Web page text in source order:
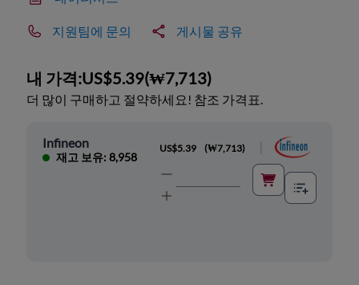
지원팀에 문의 게시물 공유
내 가격:US$5.39(₩7,713)
더 많이 구매하고 절약하세요! 참조 가격표.
Infineon
재고 보유: 8,958
US$5.39 (₩7,713)